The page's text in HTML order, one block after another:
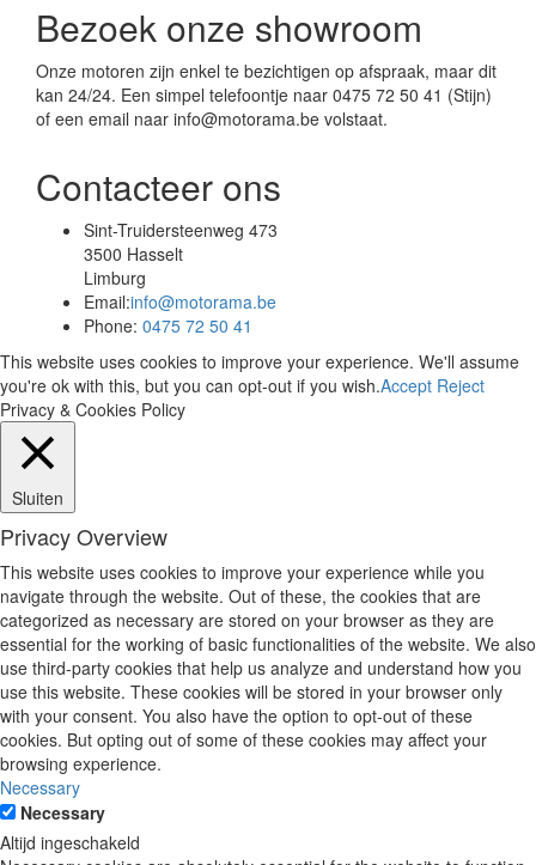
Bezoek onze showroom
Onze motoren zijn enkel te bezichtigen op afspraak, maar dit
kan 24/24. Een simpel telefoontje naar 0475 72 50 41 (Stijn)
of een email naar info@motorama.be volstaat.
Contacteer ons
Sint-Truidersteenweg 473
3500 Hasselt
Limburg
Email:info@motorama.be
Phone: 0475 72 50 41
This website uses cookies to improve your experience. We'll assume
you're ok with this, but you can opt-out if you wish.Accept Reject
Privacy & Cookies Policy
Sluiten
Privacy Overview
This website uses cookies to improve your experience while you
navigate through the website. Out of these, the cookies that are
categorized as necessary are stored on your browser as they are
essential for the working of basic functionalities of the website. We also
use third-party cookies that help us analyze and understand how you
use this website. These cookies will be stored in your browser only
with your consent. You also have the option to opt-out of these
cookies. But opting out of some of these cookies may affect your
browsing experience.
Necessary
Necessary
Altijd ingeschakeld